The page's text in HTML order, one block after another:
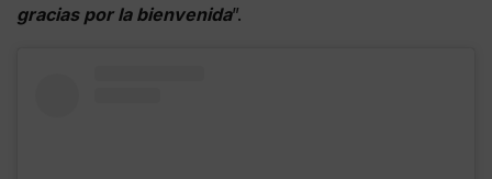
gracias por la bienvenida”.